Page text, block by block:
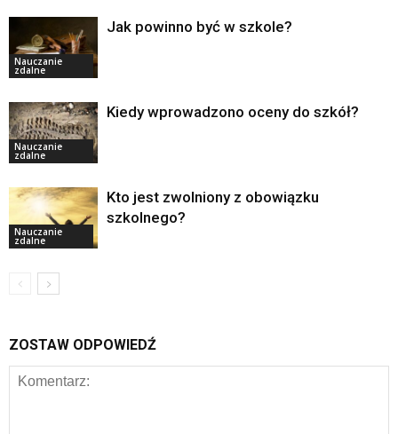
Nauczanie
zdalne
Jak powinno być w szkole?
Nauczanie
zdalne
Kiedy wprowadzono oceny do szkół?
Nauczanie
zdalne
Kto jest zwolniony z obowiązku
szkolnego?
ZOSTAW ODPOWIEDŹ